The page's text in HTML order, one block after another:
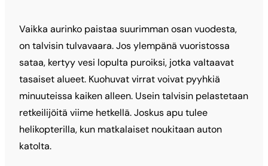
Vaikka aurinko paistaa suurimman osan vuodesta,
on talvisin tulvavaara. Jos ylempänä vuoristossa
sataa, kertyy vesi lopulta puroiksi, jotka valtaavat
tasaiset alueet. Kuohuvat virrat voivat pyyhkiä
minuuteissa kaiken alleen. Usein talvisin pelastetaan
retkeilijöitä viime hetkellä. Joskus apu tulee
helikopterilla, kun matkalaiset noukitaan auton
katolta.